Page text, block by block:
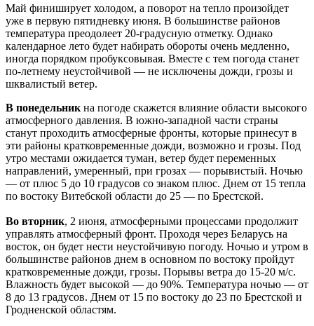
Май финиширует холодом, а поворот на тепло произойдет
уже в первую пятидневку июня. В большинстве районов
температура преодолеет 20-градусную отметку. Однако
календарное лето будет набирать обороты очень медленно,
иногда порядком пробуксовывая. Вместе с тем погода станет
по-летнему неустойчивой — не исключены дожди, грозы и
шквалистый ветер.
В понедельник на погоде скажется влияние области высокого
атмосферного давления. В южно-западной части страны
станут проходить атмосферные фронты, которые принесут в
эти районы кратковременные дожди, возможно и грозы. Под
утро местами ожидается туман, ветер будет переменных
направлений, умеренный, при грозах — порывистый. Ночью
— от плюс 5 до 10 градусов со знаком плюс. Днем от 15 тепла
по востоку Витебской области до 25 — по Брестской.
Во вторник, 2 июня, атмосферными процессами продолжит
управлять атмосферный фронт. Проходя через Беларусь на
восток, он будет нести неустойчивую погоду. Ночью и утром в
большинстве районов днем в основном по востоку пройдут
кратковременные дожди, грозы. Порывы ветра до 15-20 м/с.
Влажность будет высокой — до 90%. Температура ночью — от
8 до 13 градусов. Днем от 15 по востоку до 23 по Брестской и
Гродненской областям.